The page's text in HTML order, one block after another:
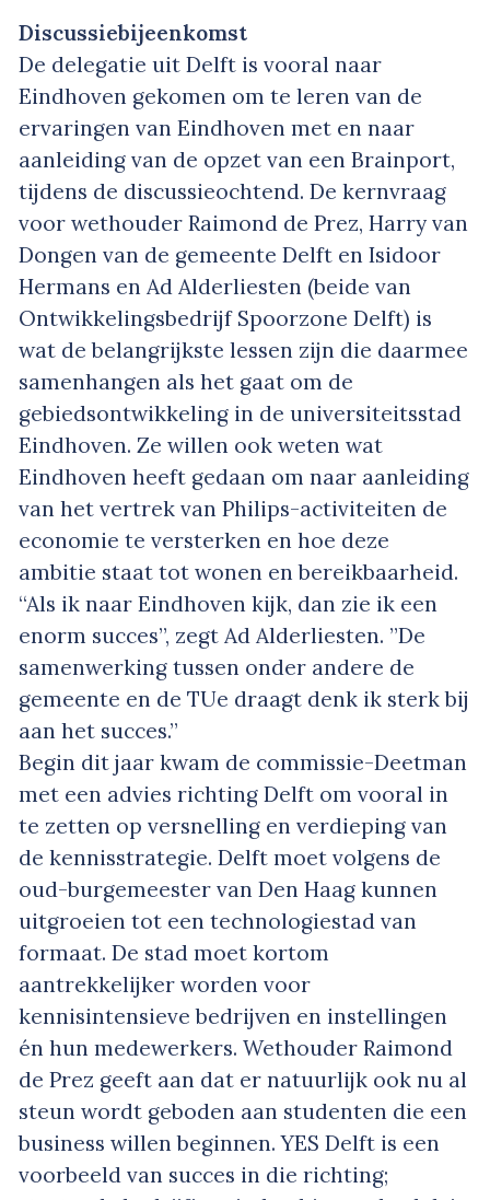
Discussiebijeenkomst
De delegatie uit Delft is vooral naar
Eindhoven gekomen om te leren van de
ervaringen van Eindhoven met en naar
aanleiding van de opzet van een Brainport,
tijdens de discussieochtend. De kernvraag
voor wethouder Raimond de Prez, Harry van
Dongen van de gemeente Delft en Isidoor
Hermans en Ad Alderliesten (beide van
Ontwikkelingsbedrijf Spoorzone Delft) is
wat de belangrijkste lessen zijn die daarmee
samenhangen als het gaat om de
gebiedsontwikkeling in de universiteitsstad
Eindhoven. Ze willen ook weten wat
Eindhoven heeft gedaan om naar aanleiding
van het vertrek van Philips-activiteiten de
economie te versterken en hoe deze
ambitie staat tot wonen en bereikbaarheid.
“Als ik naar Eindhoven kijk, dan zie ik een
enorm succes”, zegt Ad Alderliesten. ”De
samenwerking tussen onder andere de
gemeente en de TUe draagt denk ik sterk bij
aan het succes.”
Begin dit jaar kwam de commissie-Deetman
met een advies richting Delft om vooral in
te zetten op versnelling en verdieping van
de kennisstrategie. Delft moet volgens de
oud-burgemeester van Den Haag kunnen
uitgroeien tot een technologiestad van
formaat. De stad moet kortom
aantrekkelijker worden voor
kennisintensieve bedrijven en instellingen
én hun medewerkers. Wethouder Raimond
de Prez geeft aan dat er natuurlijk ook nu al
steun wordt geboden aan studenten die een
business willen beginnen. YES Delft is een
voorbeeld van succes in die richting;